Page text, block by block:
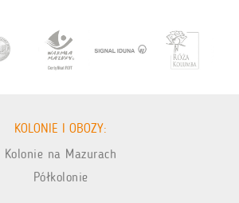
KOLONIE I OBOZY:
Kolonie na Mazurach
Półkolonie